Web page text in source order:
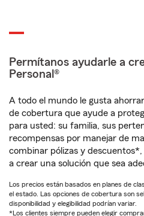
Permítanos ayudarle a
Personal®
A todo el mundo le gusta
de cobertura que ayude a
para usted: su familia, sus
recompensas por manejar de
combinar pólizas y
a crear una solución que sea
Los precios están basados en planes de
el estado. Las opciones de cobertura son
disponibilidad y elegibilidad podrían variar.
*Los clientes siempre pueden elegir